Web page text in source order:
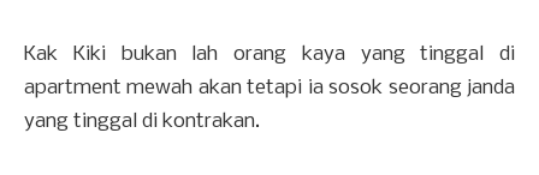
Kak Kiki bukan lah orang kaya yang tinggal di
apartment mewah akan tetapi ia sosok seorang janda
yang tinggal di kontrakan.